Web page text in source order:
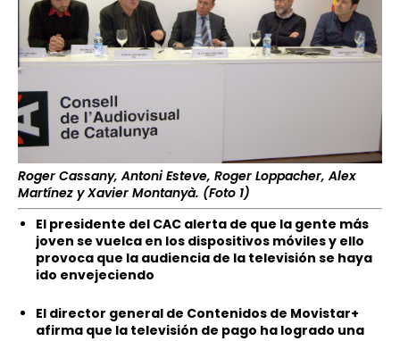
Roger Cassany, Antoni Esteve, Roger Loppacher, Alex
Martínez y Xavier Montanyà. (Foto 1)
El presidente del CAC alerta de que la gente más
joven se vuelca en los dispositivos móviles y ello
provoca que la audiencia de la televisión se haya
ido envejeciendo
El director general de Contenidos de Movistar+
afirma que la televisión de pago ha logrado una